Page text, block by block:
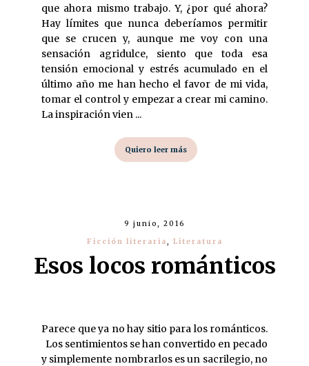
que ahora mismo trabajo. Y, ¿por qué ahora?
Hay límites que nunca deberíamos permitir
que se crucen y, aunque me voy con una
sensación agridulce, siento que toda esa
tensión emocional y estrés acumulado en el
último año me han hecho el favor de mi vida,
tomar el control y empezar a crear mi camino.
La inspiración vien ...
Quiero leer más
9 junio, 2016
Ficción literaria, Literatura
Esos locos románticos
Parece que ya no hay sitio para los románticos.
Los sentimientos se han convertido en pecado
y simplemente nombrarlos es un sacrilegio, no